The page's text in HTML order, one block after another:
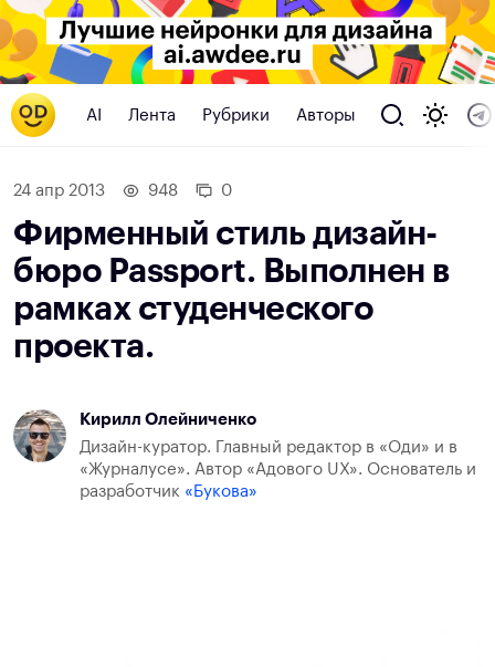
AI Лента Рубрики Авторы
24 апр 2013 948 0
Фирменный стиль дизайн-
бюро Passport. Выполнен в
рамках студенческого
проекта.
Кирилл Олейниченко
Дизайн-куратор. Главный редактор в «Оди» и в
«Журналусе». Автор «Адового UX». Основатель и
разработчик «Букова»